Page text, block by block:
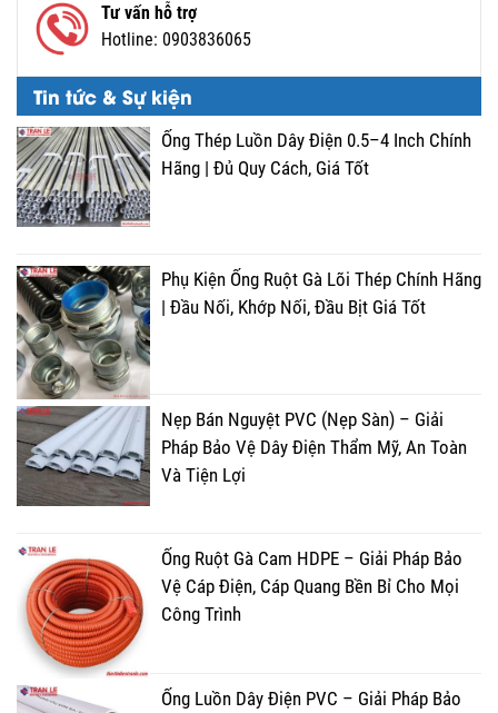
Tư vấn hỗ trợ
Hotline: 0903836065
Tin tức & Sự kiện
Ống Thép Luồn Dây Điện 0.5–4 Inch Chính
Hãng | Đủ Quy Cách, Giá Tốt
Phụ Kiện Ống Ruột Gà Lõi Thép Chính Hãng
| Đầu Nối, Khớp Nối, Đầu Bịt Giá Tốt
Nẹp Bán Nguyệt PVC (Nẹp Sàn) – Giải
Pháp Bảo Vệ Dây Điện Thẩm Mỹ, An Toàn
Và Tiện Lợi
Ống Ruột Gà Cam HDPE – Giải Pháp Bảo
Vệ Cáp Điện, Cáp Quang Bền Bỉ Cho Mọi
Công Trình
Ống Luồn Dây Điện PVC – Giải Pháp Bảo